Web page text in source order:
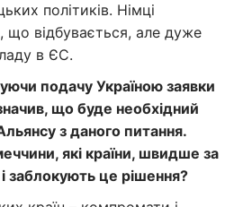
політиків. Німці
що відбувається, але дуже
в ЄС.
подачу Україною заявки
що буде необхідний
з даного питання.
які країни, швидше за
заблокують це рішення?